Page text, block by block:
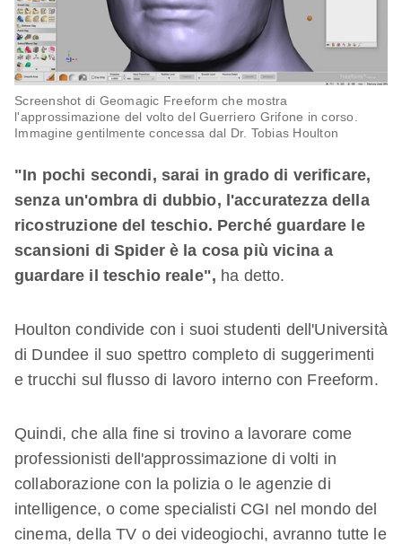
Screenshot di Geomagic Freeform che mostra
l'approssimazione del volto del Guerriero Grifone in corso.
Immagine gentilmente concessa dal Dr. Tobias Houlton
"In pochi secondi, sarai in grado di verificare,
senza un'ombra di dubbio, l'accuratezza della
ricostruzione del teschio. Perché guardare le
scansioni di Spider è la cosa più vicina a
guardare il teschio reale", ha detto.
Houlton condivide con i suoi studenti dell'Università
di Dundee il suo spettro completo di suggerimenti
e trucchi sul flusso di lavoro interno con Freeform.
Quindi, che alla fine si trovino a lavorare come
professionisti dell'approssimazione di volti in
collaborazione con la polizia o le agenzie di
intelligence, o come specialisti CGI nel mondo del
cinema, della TV o dei videogiochi, avranno tutte le